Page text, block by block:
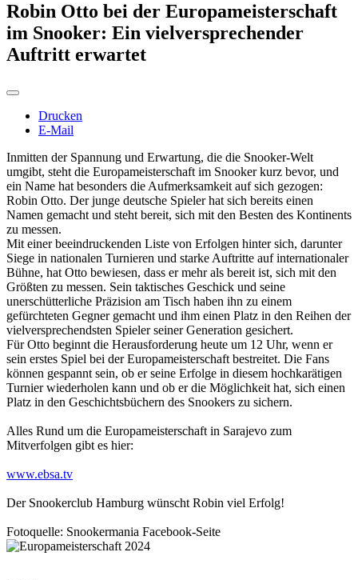
Robin Otto bei der Europameisterschaft
im Snooker: Ein vielversprechender
Auftritt erwartet
Drucken
E-Mail
Inmitten der Spannung und Erwartung, die die Snooker-Welt
umgibt, steht die Europameisterschaft im Snooker kurz bevor, und
ein Name hat besonders die Aufmerksamkeit auf sich gezogen:
Robin Otto. Der junge deutsche Spieler hat sich bereits einen
Namen gemacht und steht bereit, sich mit den Besten des Kontinents
zu messen.
Mit einer beeindruckenden Liste von Erfolgen hinter sich, darunter
Siege in nationalen Turnieren und starke Auftritte auf internationaler
Bühne, hat Otto bewiesen, dass er mehr als bereit ist, sich mit den
Größten zu messen. Sein taktisches Geschick und seine
unerschütterliche Präzision am Tisch haben ihn zu einem
gefürchteten Gegner gemacht und ihm einen Platz in den Reihen der
vielversprechendsten Spieler seiner Generation gesichert.
Für Otto beginnt die Herausforderung heute um 12 Uhr, wenn er
sein erstes Spiel bei der Europameisterschaft bestreitet. Die Fans
können gespannt sein, ob er seine Erfolge in diesem hochkarätigen
Turnier wiederholen kann und ob er die Möglichkeit hat, sich einen
Platz in den Geschichtsbüchern des Snookers zu sichern.
Alles Rund um die Europameisterschaft in Sarajevo zum
Mitverfolgen gibt es hier:
www.ebsa.tv
Der Snookerclub Hamburg wünscht Robin viel Erfolg!
Fotoquelle: Snookermania Facebook-Seite